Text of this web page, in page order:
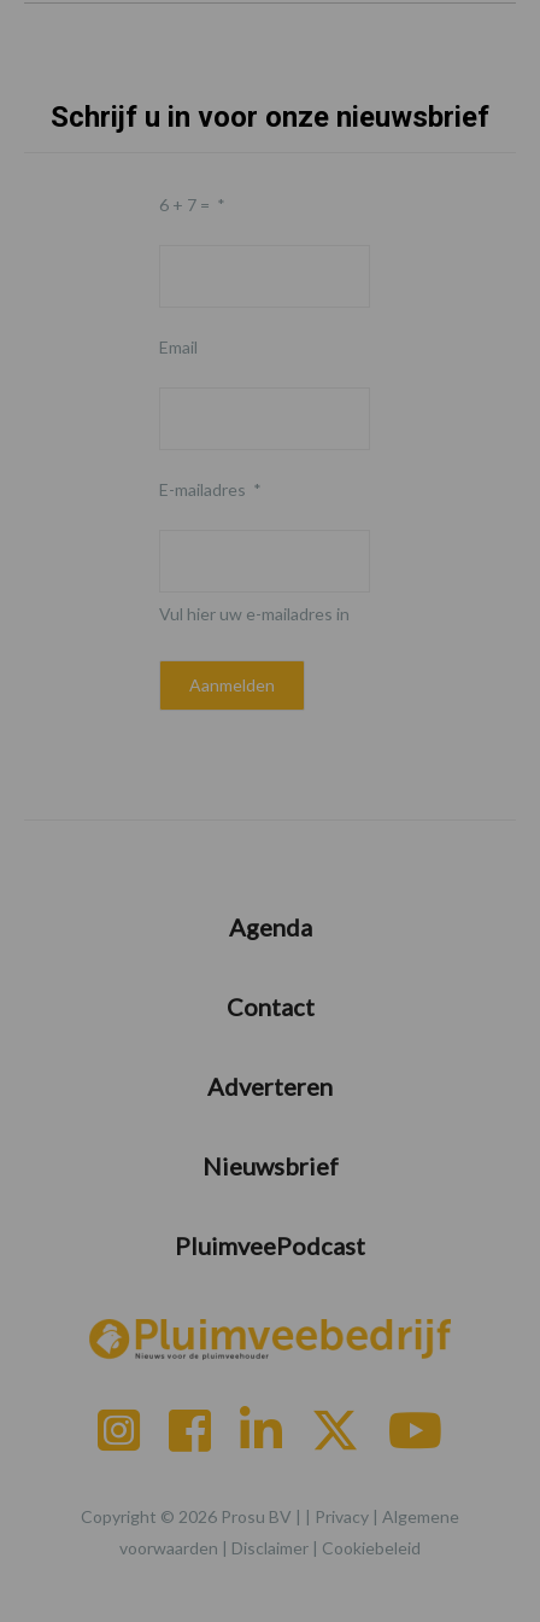
Schrijf u in voor onze nieuwsbrief
6 + 7 = *
Email
E-mailadres *
Vul hier uw e-mailadres in
Agenda
Contact
Adverteren
Nieuwsbrief
PluimveePodcast
Copyright © 2026 Prosu BV | | Privacy | Algemene
voorwaarden | Disclaimer | Cookiebeleid